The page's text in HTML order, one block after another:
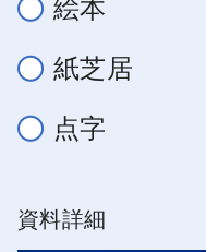
絵本
紙芝居
点字
資料詳細